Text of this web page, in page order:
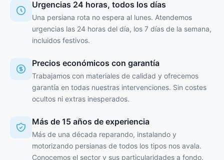
Urgencias 24 horas, todos los días
Una persiana rota no espera al lunes. Atendemos
urgencias las 24 horas del día, los 7 días de la semana,
incluidos festivos.
Precios económicos con garantía
Trabajamos con materiales de calidad y ofrecemos
garantía en todas nuestras intervenciones. Sin costes
ocultos ni extras inesperados.
Más de 15 años de experiencia
Más de una década reparando, instalando y
motorizando persianas de todos los tipos nos avala.
Conocemos el sector y sus particularidades a fondo.